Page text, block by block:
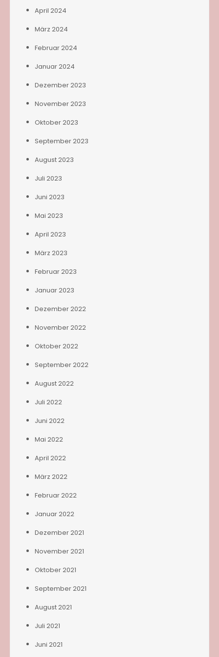
April 2024
März 2024
Februar 2024
Januar 2024
Dezember 2023
November 2023
Oktober 2023
September 2023
August 2023
Juli 2023
Juni 2023
Mai 2023
April 2023
März 2023
Februar 2023
Januar 2023
Dezember 2022
November 2022
Oktober 2022
September 2022
August 2022
Juli 2022
Juni 2022
Mai 2022
April 2022
März 2022
Februar 2022
Januar 2022
Dezember 2021
November 2021
Oktober 2021
September 2021
August 2021
Juli 2021
Juni 2021